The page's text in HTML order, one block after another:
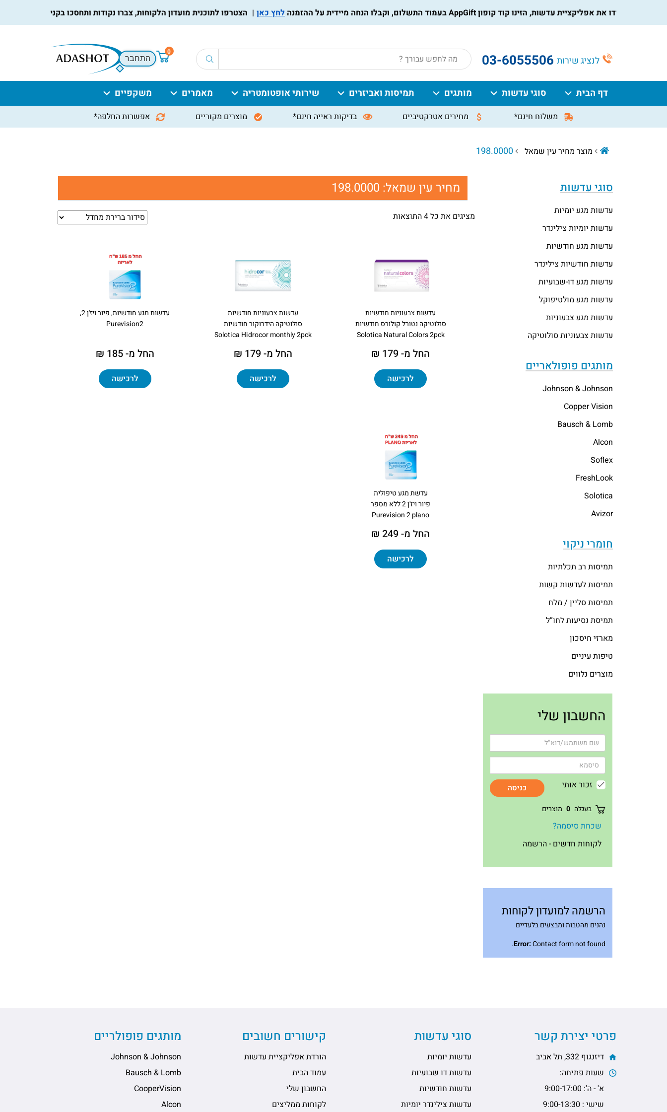
הורידו את אפליקציית עדשות, הזינו קוד קופון AppGift בעמוד התשלום, וקבלו הנחה מיידית על ההזמנה לחץ כאן הצטרפו לתוכנית מועדון הלקוחות, צברו נקודות ותחסכו בקניות הבאות, למידע
לנציג שירות 03-6055506
Products
search
0
התחבר
דף הבית סוגי עדשות מותגים תמיסות ואביזרים שירותי אופטומטריה מאמרים משקפיים
משלוח חינם* מחירים אטרקטיביים בדיקות ראייה חינם* מוצרים מקוריים אפשרות החלפה*
מוצר מחיר עין שמאל 198.0000
סוגי עדשות
עדשות מגע יומיות
עדשות יומיות צילינדר
עדשות מגע חודשיות
עדשות חודשיות צילינדר
עדשות מגע דו-שבועיות
עדשות מגע מולטיפוקל
עדשות מגע צבעוניות
עדשות צבעוניות סולוטיקה
מותגים פופולאריים
Johnson & Johnson
Copper Vision
Bausch & Lomb
Alcon
Soflex
FreshLook
Solotica
Avizor
חומרי ניקוי
תמיסות רב תכלתיות
תמיסות לעדשות קשות
תמיסות סליין / מלח
תמיסת נסיעות לחו”ל
מארזי חיסכון
טיפות עיניים
מוצרים נלווים
החשבון שלי
זכור אותי כניסה
בעגלה 0 מוצרים
שכחת סיסמה?
לקוחות חדשים - הרשמה
הרשמה למועדון לקוחות
נהנים מהטבות ומבצעים בלעדיים
Error:Contact form not found.
מחיר עין שמאל: 198.0000
מציגים את כל ⁦4⁩ התוצאות
עדשות צבעוניות חודשיות
סולוטיקה נטורל קולורס חודשיות
Solotica Natural Colors 2pck
החל מ- 179 ₪
לרכישה
עדשות צבעוניות חודשיות
סולוטיקה הידרוקור חודשיות
Solotica Hidrocor monthly 2pck
החל מ- 179 ₪
לרכישה
עדשות מגע חודשיות, פיור ויז'ן 2,
Purevision2
החל מ- 185 ₪
לרכישה
עדשת מגע טיפולית
פיור ויז'ן 2 ללא מספר
Purevision 2 plano
החל מ- 249 ₪
לרכישה
פרטי יצירת קשר
דיזנגוף 332, תל אביב
שעות פתיחה:
א' - ה': 9:00-17:00
שישי : 9:00-13:30
סוגי עדשות
עדשות יומיות
עדשות דו שבועיות
עדשות חודשיות
עדשות צילינדר יומיות
קישורים חשובים
הורדת אפליקציית עדשות
עמוד הבית
החשבון שלי
לקוחות ממליצים
מותגים פופולריים
Johnson & Johnson
Bausch & Lomb
CooperVision
Alcon